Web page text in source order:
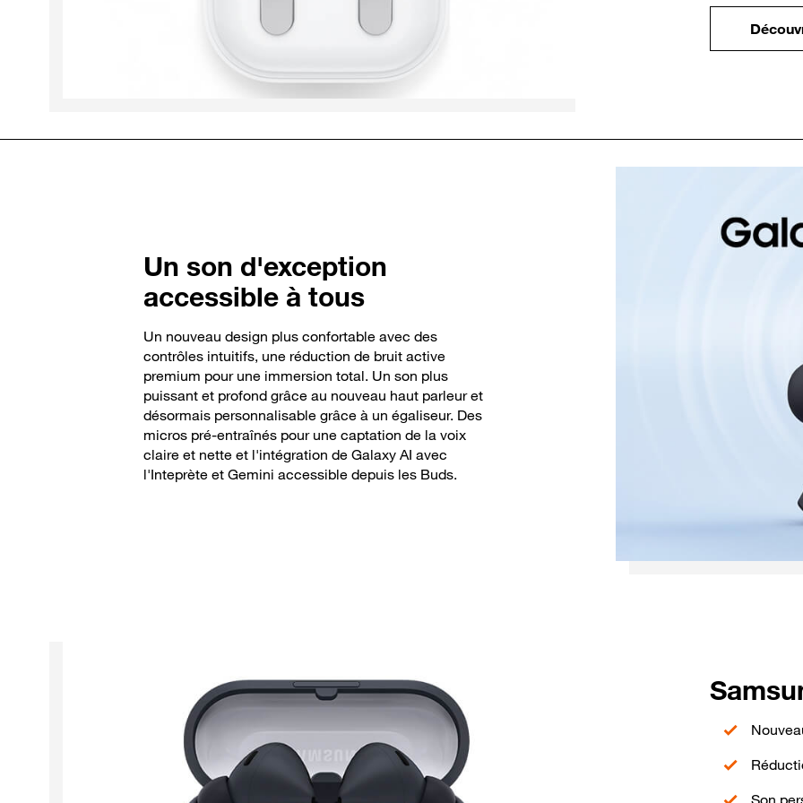
Un son d'exception
accessible à tous​
Un nouveau design plus confortable avec des
contrôles intuitifs, une réduction de bruit active
premium pour une immersion total. Un son plus
puissant et profond grâce au nouveau haut parleur et
désormais personnalisable grâce à un égaliseur. Des
micros pré-entraînés pour une captation de la voix
claire et nette et l'intégration de Galaxy AI avec
l'Inteprète et Gemini accessible depuis les Buds.​
Son